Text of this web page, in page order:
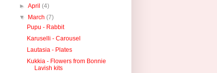
►April(4)
▼ March(7)
Pupu - Rabbit
Karuselli - Carousel
Lautasia - Plates
Kukkia - Flowers from Bonnie
Lavish kits